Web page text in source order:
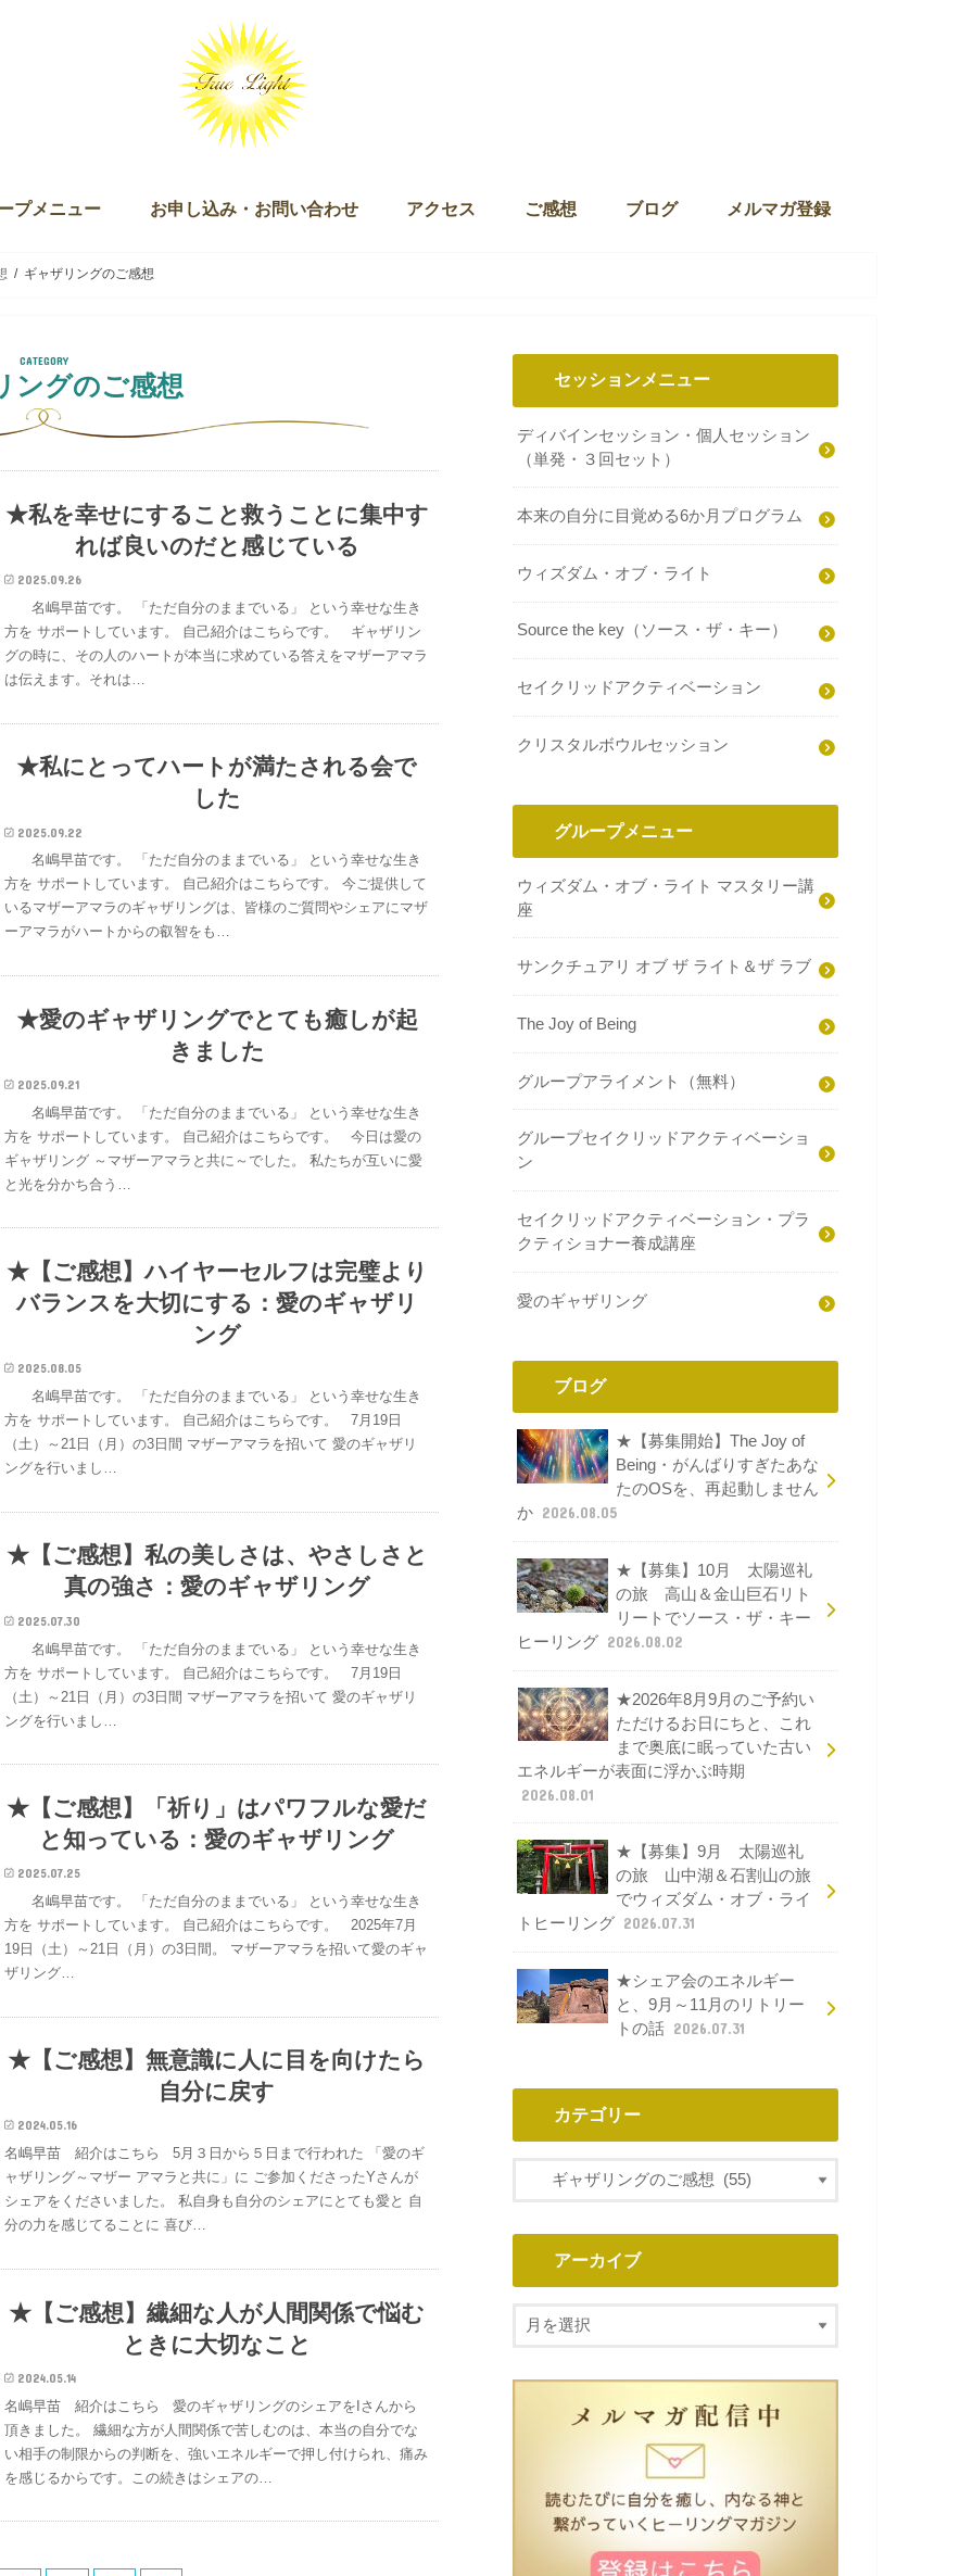
プメニュー お申し込み・お問い合わせ アクセス ご感想 ブログ メルマガ登録
ギャザリングのご感想
ングのご感想
★私を幸せにすること救うことに集中す
れば良いのだと感じている
2025.09.26
名嶋早苗です。 「ただ自分のままでいる」 という幸せな生き
方を サポートしています。 自己紹介はこちらです。 ギャザリン
グの時に、その人のハートが本当に求めている答えをマザーアマラ
は伝えます。それは…
★私にとってハートが満たされる会で
した
2025.09.22
名嶋早苗です。 「ただ自分のままでいる」 という幸せな生き
方を サポートしています。 自己紹介はこちらです。 今ご提供して
いるマザーアマラのギャザリングは、皆様のご質問やシェアにマザ
ーアマラがハートからの叡智をも…
★愛のギャザリングでとても癒しが起
きました
2025.09.21
名嶋早苗です。 「ただ自分のままでいる」 という幸せな生き
方を サポートしています。 自己紹介はこちらです。 今日は愛の
ギャザリング ～マザーアマラと共に～でした。 私たちが互いに愛
と光を分かち合う…
★【ご感想】ハイヤーセルフは完璧より
バランスを大切にする：愛のギャザリ
ング
2025.08.05
名嶋早苗です。 「ただ自分のままでいる」 という幸せな生き
方を サポートしています。 自己紹介はこちらです。 7月19日
（土）～21日（月）の3日間 マザーアマラを招いて 愛のギャザリ
ングを行いまし…
★【ご感想】私の美しさは、やさしさと
真の強さ：愛のギャザリング
2025.07.30
名嶋早苗です。 「ただ自分のままでいる」 という幸せな生き
方を サポートしています。 自己紹介はこちらです。 7月19日
（土）～21日（月）の3日間 マザーアマラを招いて 愛のギャザリ
ングを行いまし…
★【ご感想】「祈り」はパワフルな愛だ
と知っている：愛のギャザリング
2025.07.25
名嶋早苗です。 「ただ自分のままでいる」 という幸せな生き
方を サポートしています。 自己紹介はこちらです。 2025年7月
19日（土）～21日（月）の3日間。 マザーアマラを招いて愛のギャ
ザリング…
★【ご感想】無意識に人に目を向けたら
自分に戻す
2024.05.16
名嶋早苗 紹介はこちら 5月３日から５日まで行われた 「愛のギ
ャザリング～マザー アマラと共に」に ご参加くださったYさんが
シェアをくださいました。 私自身も自分のシェアにとても愛と 自
分の力を感じてることに 喜び…
★【ご感想】繊細な人が人間関係で悩む
ときに大切なこと
2024.05.14
名嶋早苗 紹介はこちら 愛のギャザリングのシェアをIさんから
頂きました。 繊細な方が人間関係で苦しむのは、本当の自分でな
い相手の制限からの判断を、強いエネルギーで押し付けられ、痛み
を感じるからです。この続きはシェアの…
セッションメニュー
ディバインセッション・個人セッション
（単発・３回セット）
本来の自分に目覚める6か月プログラム
ウィズダム・オブ・ライト
Source the key（ソース・ザ・キー）
セイクリッドアクティベーション
クリスタルボウルセッション
グループメニュー
ウィズダム・オブ・ライト マスタリー講
座
サンクチュアリ オブ ザ ライト＆ザ ラブ
The Joy of Being
グループアライメント（無料）
グループセイクリッドアクティベーショ
ン
セイクリッドアクティベーション・プラ
クティショナー養成講座
愛のギャザリング
ブログ
★【募集開始】The Joy of
Being・がんばりすぎたあな
たのOSを、再起動しません
か 2026.08.05
★【募集】10月 太陽巡礼
の旅 高山＆金山巨石リト
リートでソース・ザ・キー
ヒーリング 2026.08.02
★2026年8月9月のご予約い
ただけるお日にちと、これ
まで奥底に眠っていた古い
エネルギーが表面に浮かぶ時期
2026.08.01
★【募集】9月 太陽巡礼
の旅 山中湖＆石割山の旅
でウィズダム・オブ・ライ
トヒーリング 2026.07.31
★シェア会のエネルギー
と、9月～11月のリトリー
トの話 2026.07.31
カテゴリー
アーカイブ